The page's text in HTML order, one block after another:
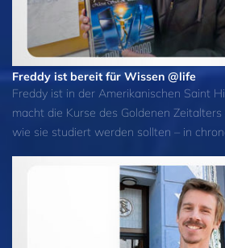
Freddy ist bereit für Wissen @life
Freddy ist in der Amerikanischen Saint
macht die Kurse des Goldenen
wie sie studiert werden sollten – in